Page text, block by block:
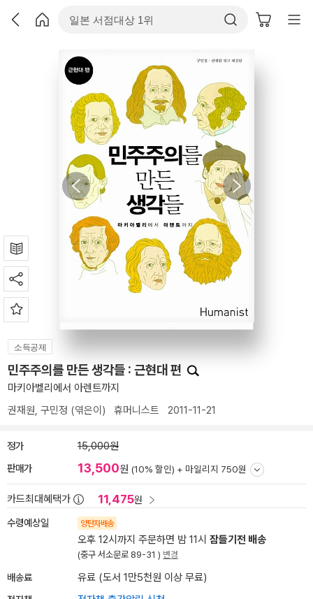
소득공제
민주주의를 만든 생각들 : 근현대 편
마키아벨리에서 아렌트까지
권재원, 구민정 (엮은이) 휴머니스트 2011-11-21
정가 15,000원
판매가 13,500원 (10% 할인) + 마일리지 750원
카드최대혜택가 11,475원
수령예상일 양탄자배송
오후 12시까지 주문하면 밤 11시 잠들기전 배송
(중구 서소문로 89-31 ) 변경
배송료 유료 (도서 1만5천원 이상 무료)